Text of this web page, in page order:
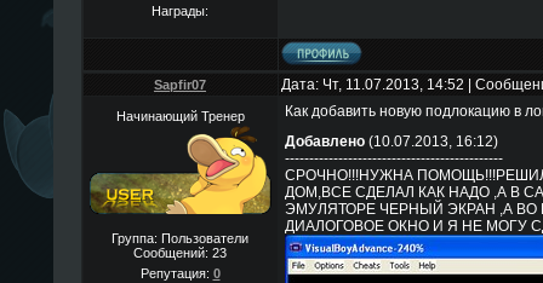
Награды:
Sapfir07 Дата: Чт, 11.07.2013, 14:52 |
Начинающий Тренер
Группа: Пользователи
Сообщений: 23
Репутация: 0
Как добавить новую подлокацию в
Добавлено(10.07.2013, 16:12)
---------------------------------------------
СРОЧНО!!!НУЖНА
ДОМ,ВСЕ СДЕЛАЛ КАК НАДО ,А В
ЭМУЛЯТОРЕ ЧЕРНЫЙ ЭКРАН ,А
ДИАЛОГОВОЕ ОКНО И Я НЕ МОГУ